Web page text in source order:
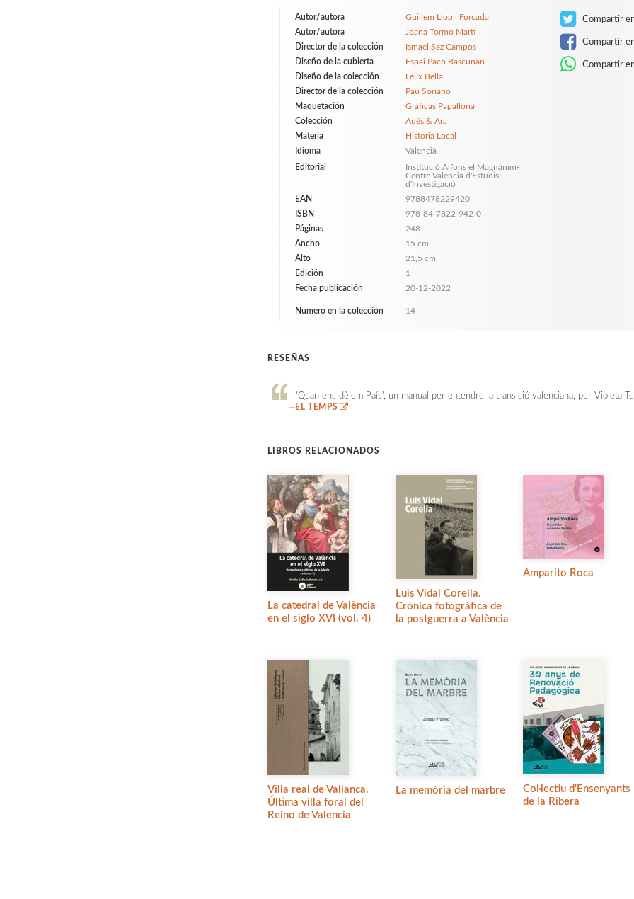
Autor/autora
Guillem Llop i Forcada
Autor/autora
Joana Tormo Martí
Director de la colección
Ismael Saz Campos
Diseño de la cubierta
Espai Paco Bascuñan
Diseño de la colección
Fèlix Bella
Director de la colección
Pau Soriano
Maquetación
Gráficas Papallona
Colección
Adés & Ara
Materia
Historia Local
Idioma
Valencià
Editorial
Institució Alfons el Magnànim-
Centre Valencià d'Estudis i
d'Investigació
EAN
9788478229420
ISBN
978-84-7822-942-0
Páginas
248
Ancho
15 cm
Alto
21,5 cm
Edición
1
Fecha publicación
20-12-2022
Número en la colección 14
Compartir
Compartir
Compartir
RESEÑAS
'Quan ens dèiem País', un manual per entendre la transició valenciana, per Violeta
—EL TEMPS
LIBROS RELACIONADOS
La catedral de València
en el siglo XVI (vol. 4)
Luis Vidal Corella.
Crònica fotogràfica de
la postguerra a València
Amparito Roca
Villa real de Vallanca.
Última villa foral del
Reino de Valencia
La memòria del marbre
Col·lectiu d'Ensenyants
de la Ribera